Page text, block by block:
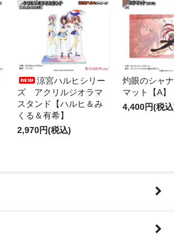
涼宮ハルヒシリー
ズ アクリルジオラマ
スタンド【ハルヒ＆み
くる＆有希】
2,970円(税込)
灼眼のシャ
マット【A】
4,400円(税